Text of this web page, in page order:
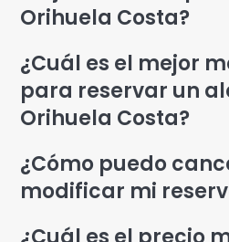
Orihuela Costa?
¿Cuál es el mejor
para reservar un
Orihuela Costa?
¿Cómo puedo
modificar mi